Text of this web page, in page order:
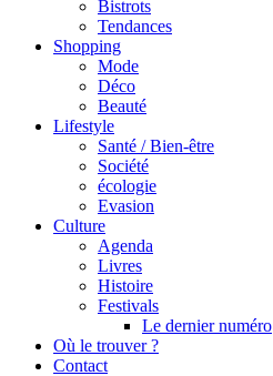
Bistrots
Tendances
Shopping
Mode
Déco
Beauté
Lifestyle
Santé / Bien-être
Société
écologie
Evasion
Culture
Agenda
Livres
Histoire
Festivals
Le dernier numéro
Où le trouver ?
Contact